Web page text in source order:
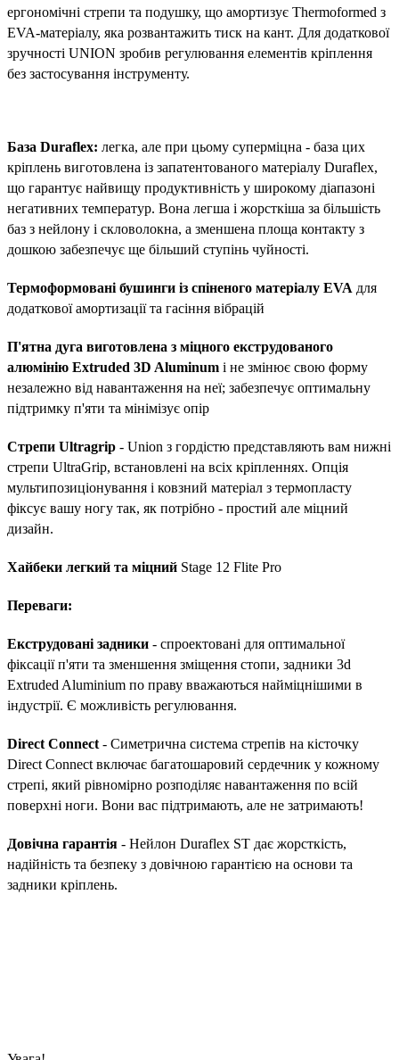
ергономічні стрепи та подушку, що амортизує Thermoformed з
EVA-матеріалу, яка розвантажить тиск на кант. Для додаткової
зручності UNION зробив регулювання елементів кріплення
без застосування інструменту.
База Duraflex: легка, але при цьому суперміцна - база цих
кріплень виготовлена ​​із запатентованого матеріалу Duraflex,
що гарантує найвищу продуктивність у широкому діапазоні
негативних температур. Вона легша і жорсткіша за більшість
баз з нейлону і скловолокна, а зменшена площа контакту з
дошкою забезпечує ще більший ступінь чуйності.
Термоформовані бушинги із спіненого матеріалу EVA для
додаткової амортизації та гасіння вібрацій
П'ятна дуга виготовлена ​​з міцного екструдованого
алюмінію Extruded 3D Aluminum і не змінює свою форму
незалежно від навантаження на неї; забезпечує оптимальну
підтримку п'яти та мінімізує опір
Стрепи Ultragrip - Union з гордістю представляють вам нижні
стрепи UltraGrip, встановлені на всіх кріпленнях. Опція
мультипозиціонування і ковзний матеріал з термопласту
фіксує вашу ногу так, як потрібно - простий але міцний
дизайн.
Хайбеки легкий та міцний Stage 12 Flite Pro
Переваги:
Екструдовані задники - спроектовані для оптимальної
фіксації п'яти та зменшення зміщення стопи, задники 3d
Extruded Aluminium по праву вважаються найміцнішими в
індустрії. Є можливість регулювання.
Direct Connect - Симетрична система стрепів на кісточку
Direct Connect включає багатошаровий сердечник у кожному
стрепі, який рівномірно розподіляє навантаження по всій
поверхні ноги. Вони вас підтримають, але не затримають!
Довічна гарантія - Нейлон Duraflex ST дає жорсткість,
надійність та безпеку з довічною гарантією на основи та
задники кріплень.